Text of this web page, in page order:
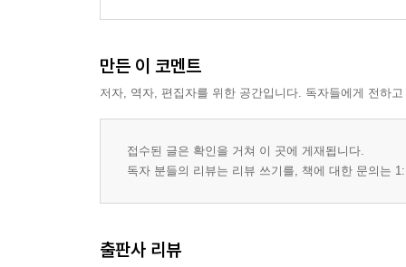
만든 이 코멘트
저자, 역자, 편집자를 위한 공간입니다. 독자들에게 전하
접수된 글은 확인을 거쳐 이 곳에 게재됩니다.
독자 분들의 리뷰는 리뷰 쓰기를, 책에 대한 문의는
출판사 리뷰